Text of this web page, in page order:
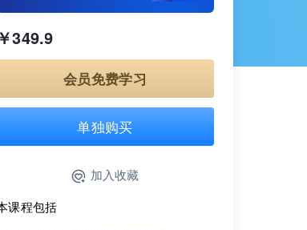
￥349.9
会员免费学习
单独购买
加入收藏
课程包括